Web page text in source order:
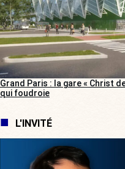
Grand Paris : la gare « Christ
qui foudroie
L'INVITÉ